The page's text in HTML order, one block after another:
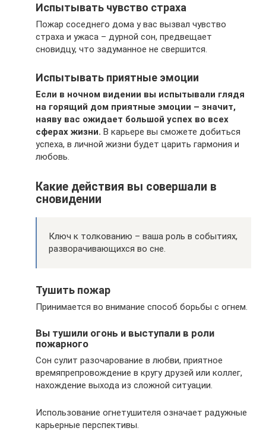
Испытывать чувство страха
Пожар соседнего дома у вас вызвал чувство
страха и ужаса – дурной сон, предвещает
сновидцу, что задуманное не свершится.
Испытывать приятные эмоции
Если в ночном видении вы испытывали глядя
на горящий дом приятные эмоции – значит,
наяву вас ожидает большой успех во всех
сферах жизни. В карьере вы сможете добиться
успеха, в личной жизни будет царить гармония и
любовь.
Какие действия вы совершали в
сновидении
Ключ к толкованию – ваша роль в событиях,
разворачивающихся во сне.
Тушить пожар
Принимается во внимание способ борьбы с огнем.
Вы тушили огонь и выступали в роли
пожарного
Сон сулит разочарование в любви, приятное
времяпрепровождение в кругу друзей или коллег,
нахождение выхода из сложной ситуации.
Использование огнетушителя означает радужные
карьерные перспективы.